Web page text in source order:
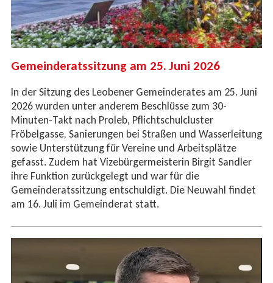
Gemeinderatssitzung am 25. Juni 2026
In der Sitzung des Leobener Gemeinderates am 25. Juni
2026 wurden unter anderem Beschlüsse zum 30-
Minuten-Takt nach Proleb, Pflichtschulcluster
Fröbelgasse, Sanierungen bei Straßen und Wasserleitung
sowie Unterstützung für Vereine und Arbeitsplätze
gefasst. Zudem hat Vizebürgermeisterin Birgit Sandler
ihre Funktion zurückgelegt und war für die
Gemeinderatssitzung entschuldigt. Die Neuwahl findet
am 16. Juli im Gemeinderat statt.